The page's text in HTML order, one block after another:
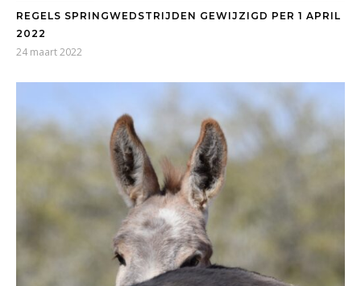
REGELS SPRINGWEDSTRIJDEN GEWIJZIGD PER 1 APRIL
2022
24 maart 2022